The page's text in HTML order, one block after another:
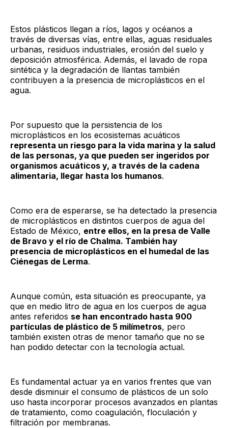
Estos plásticos llegan a ríos, lagos y océanos a
través de diversas vías, entre ellas, aguas residuales
urbanas, residuos industriales, erosión del suelo y
deposición atmosférica. Además, el lavado de ropa
sintética y la degradación de llantas también
contribuyen a la presencia de microplásticos en el
agua.
Por supuesto que la persistencia de los
microplásticos en los ecosistemas acuáticos
representa un riesgo para la vida marina y la salud
de las personas, ya que pueden ser ingeridos por
organismos acuáticos y, a través de la cadena
alimentaria, llegar hasta los humanos.
Como era de esperarse, se ha detectado la presencia
de microplásticos en distintos cuerpos de agua del
Estado de México, entre ellos, en la presa de Valle
de Bravo y el río de Chalma. También hay
presencia de microplásticos en el humedal de las
Ciénegas de Lerma.
Aunque común, esta situación es preocupante, ya
que en medio litro de agua en los cuerpos de agua
antes referidos se han encontrado hasta 900
partículas de plástico de 5 milímetros, pero
también existen otras de menor tamaño que no se
han podido detectar con la tecnología actual.
Es fundamental actuar ya en varios frentes que van
desde disminuir el consumo de plásticos de un solo
uso hasta incorporar procesos avanzados en plantas
de tratamiento, como coagulación, floculación y
filtración por membranas.